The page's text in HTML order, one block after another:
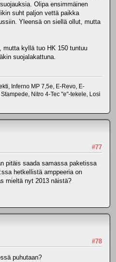
Olipa ensimmäinen
suht paljon vettä paikka
Yleensä on siellä ollut, mutta
mutta kyllä tuo HK 150 tuntuu
suojalakattuna.
Inferno MP 7,5e, E-Revo, E-
Nitro 4-Tec "e"-tekele, Losi
#77
pitäis saada samassa paketissa
hetkellistä amppeeria on
mieltä nyt 2013 näistä?
#78
puhutaan?